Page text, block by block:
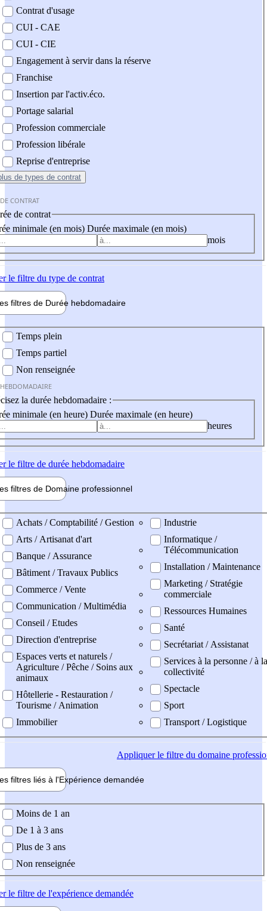
Contrat d'usage
CUI - CAE
CUI - CIE
Engagement à servir dans la réserve
Franchise
Insertion par l'activ.éco.
Portage salarial
Profession commerciale
Profession libérale
Reprise d'entreprise
de types de contrat
CONTRAT
de contrat
minimale (en mois) Durée maximale (en mois)
mois
le filtre du type de contrat
filtres de Durée hebdomadaire
Temps plein
Temps partiel
Non renseignée
la durée hebdomadaire :
minimale (en heure) Durée maximale (en heure)
heures
le filtre de durée hebdomadaire
filtres de Domaine professionnel
professionel
Achats / Comptabilité / Gestion
Arts / Artisanat d'art
Banque / Assurance
Bâtiment / Travaux Publics
Commerce / Vente
Communication / Multimédia
Conseil / Etudes
Direction d'entreprise
Espaces verts et naturels /
Agriculture / Pêche / Soins aux
animaux
Hôtellerie - Restauration /
Tourisme / Animation
Immobilier
Industrie
Informatique /
Télécommunication
Installation / Maintenance
Marketing / Stratégie
commerciale
Ressources Humaines
Santé
Secrétariat / Assistanat
Services à la personne / à la
collectivité
Spectacle
Sport
Transport / Logistique
Appliquerle filtre du domaine
filtres liés à l'Expérience demandée
demandée
Moins de 1 an
De 1 à 3 ans
Plus de 3 ans
Non renseignée
le filtre de l'expérience demandée